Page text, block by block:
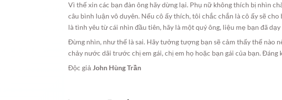
Vì thế xin các bạn đàn ông hãy dừng lại. Phụ nữ không thích bị nhìn
câu bình luận vô duyên. Nếu cô ấy thích, tôi chắc chắn là cô ấy sẽ
là tình yêu từ cái nhìn đầu tiên, hãy là một quý ông, liệu mẹ bạn đã
Đừng nhìn, như thế là sai. Hãy tưởng tượng bạn sẽ cảm thấy thế nào
chảy nước dãi trước chị em gái, chị em họ hoặc bạn gái của bạn. Đáng
Độc giả John Hùng Trần